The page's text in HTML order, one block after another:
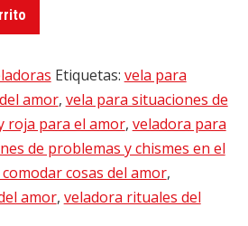
Etiquetas: vela para
amor, vela para situaciones de
roja para el amor, veladora para
de problemas y chismes en el
cosas del amor,
amor, veladora rituales del